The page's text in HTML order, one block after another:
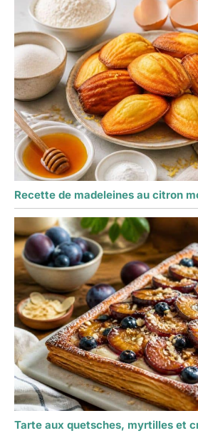
Recette de madeleines au citron
Tarte aux quetsches, myrtilles et